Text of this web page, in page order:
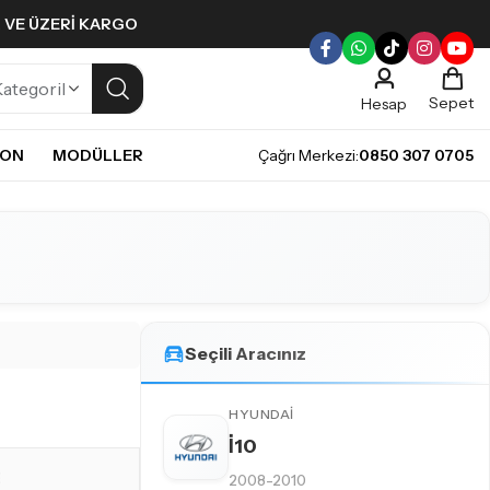
ÜZERI KARGO
Hesap
Sepet
MODÜLLER Çağrı Merkezi:0850 307 0705
Seçili Aracınız
HYUNDAI
İ10
2008-2010